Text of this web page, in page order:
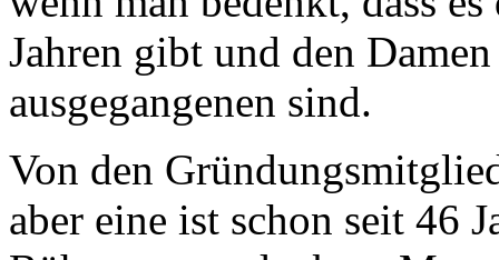
Jahren gibt und den
ausgegangenen sind.
Von den
aber eine ist schon seit 46